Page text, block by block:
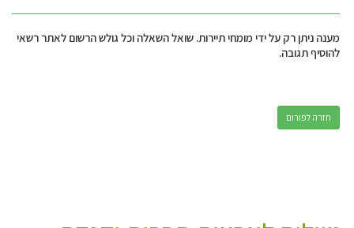
מענה ניתן רק על ידי מומחי תיירות. שואל השאלה וכל גולש הרשום לאתר רשאי
להוסיף תגובה.
חזרה לפורום